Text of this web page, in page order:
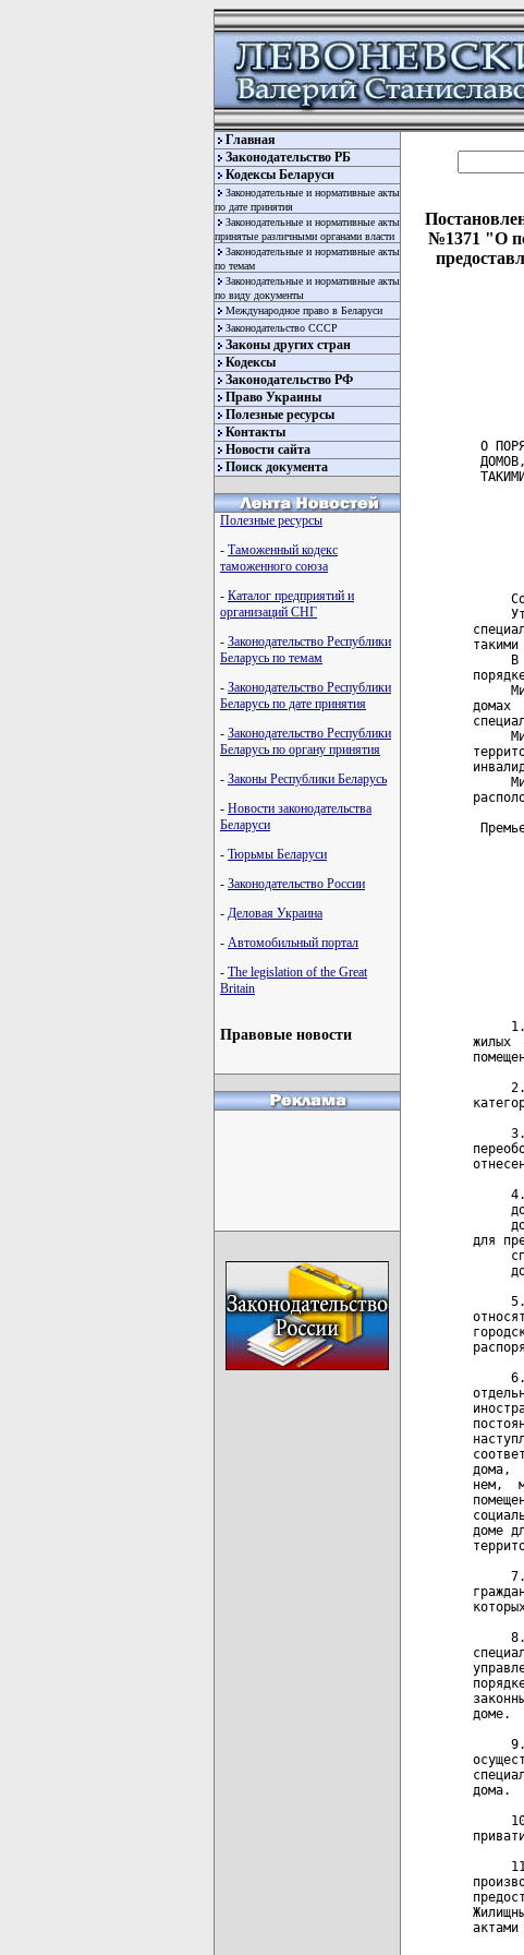
Главная
Законодательство РБ
Кодексы Беларуси
Законодательные и нормативные акты
по дате принятия
Законодательные и нормативные акты
принятые различными органами власти
Законодательные и нормативные акты
по темам
Законодательные и нормативные акты
по виду документы
Международное право в Беларуси
Законодательство СССР
Законы других стран
Кодексы
Законодательство РФ
Право Украины
Полезные ресурсы
Контакты
Новости сайта
Поиск документа
Полезные ресурсы
- Таможенный кодекс
таможенного союза
- Каталог предприятий и
организаций СНГ
- Законодательство Республики
Беларусь по темам
- Законодательство Республики
Беларусь по дате принятия
- Законодательство Республики
Беларусь по органу принятия
- Законы Республики Беларусь
- Новости законодательства
Беларуси
- Тюрьмы Беларуси
- Законодательство России
- Деловая Украина
- Автомобильный портал
- The legislation of the Great
Britain
Правовые новости
№1371 "О
О
В
домах
жилых
для
дома,
нем,
доме
доме.
дома.
актами